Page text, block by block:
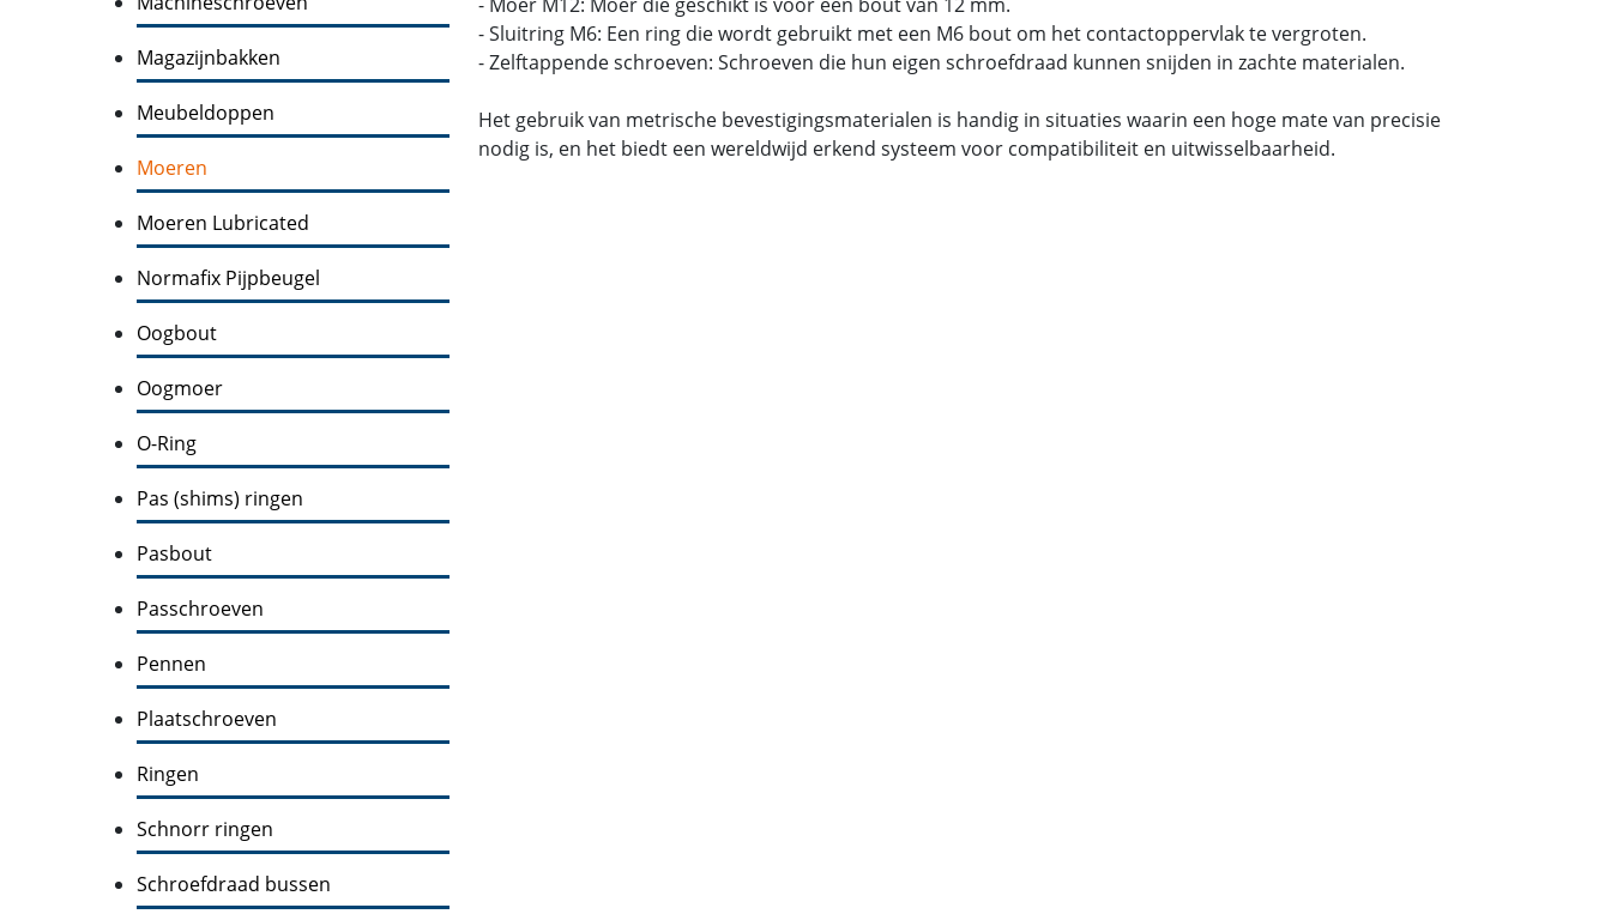
Magazijnbakken
Meubeldoppen
Moeren
Moeren Lubricated
Normafix Pijpbeugel
Oogbout
Oogmoer
O-Ring
Pas (shims) ringen
Pasbout
Passchroeven
Pennen
Plaatschroeven
Ringen
Schnorr ringen
Schroefdraad bussen
- Sluitring M6: Een ring die wordt gebruikt met een M6 bout om het contactoppervlak te vergroten.
- Zelftappende schroeven: Schroeven die hun eigen schroefdraad kunnen snijden in zachte materialen.
Het gebruik van metrische bevestigingsmaterialen is handig in situaties waarin een hoge mate van precisie
nodig is, en het biedt een wereldwijd erkend systeem voor compatibiliteit en uitwisselbaarheid.